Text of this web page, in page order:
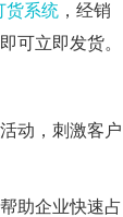
货系统 ，经销
可立即发货。
动，刺激客户
助企业快速占